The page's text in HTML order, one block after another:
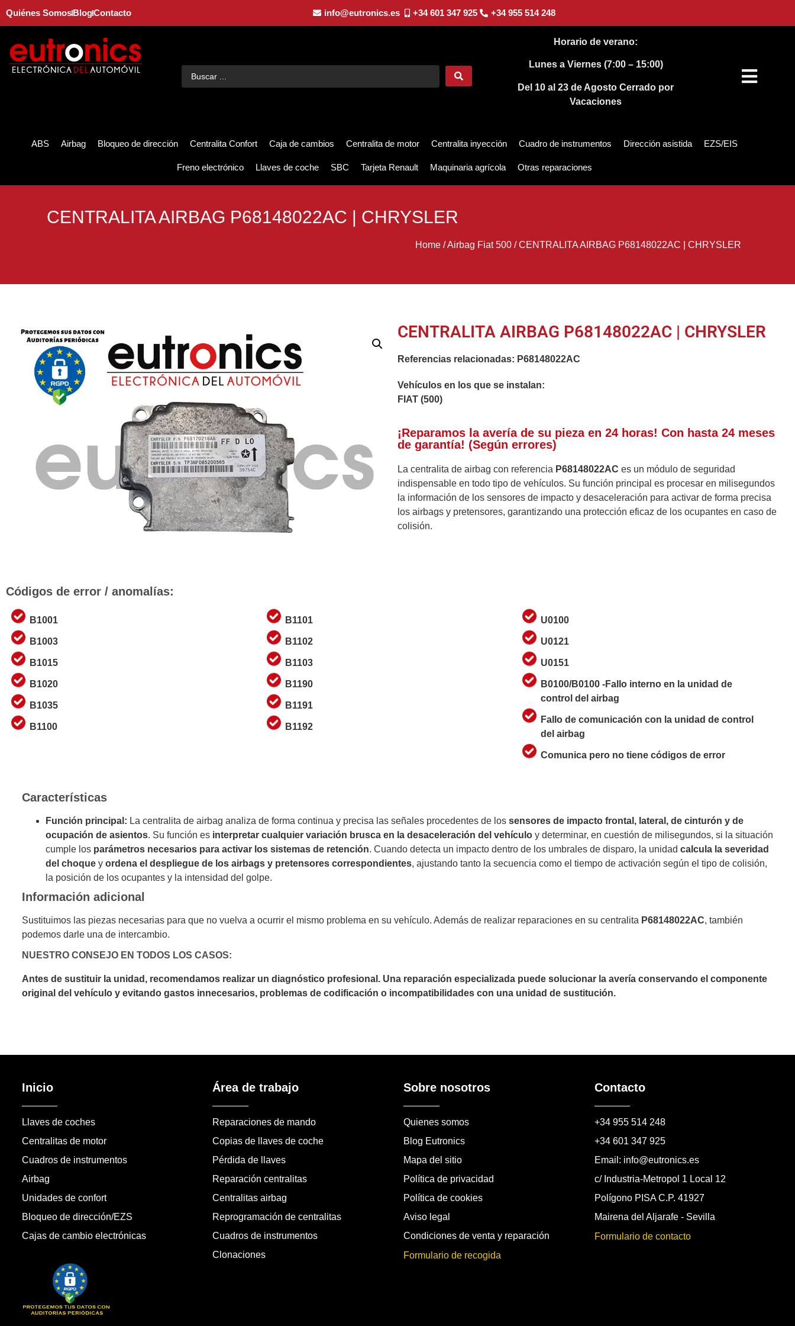
Quiénes SomosBlogContacto info@eutronics.es +34 601 347 925 +34 955 514 248
Horario de verano:
Lunes a Viernes (7:00 – 15:00)
Del 10 al 23 de AgostoCerrado por
Vacaciones
ABS Airbag Bloqueo de dirección Centralita Confort Caja de cambios Centralita de motor Centralita inyección Cuadro de instrumentos Dirección asistida EZS/EIS
Freno electrónico Llaves de coche SBC Tarjeta Renault Maquinaria agrícola Otras reparaciones
CENTRALITA AIRBAG P68148022AC | CHRYSLER
Home/Airbag Fiat 500/CENTRALITA AIRBAG P68148022AC | CHRYSLER
CENTRALITA AIRBAG P68148022AC | CHRYSLER
Referencias relacionadas: P68148022AC
Vehículos en los que se instalan:
FIAT (500)
¡Reparamos la avería de su pieza en 24 horas! Con hasta 24 meses
de garantía! (Según errores)
La centralita de airbag con referencia P68148022AC es un módulo de seguridad
indispensable en todo tipo de vehículos. Su función principal es procesar en milisegundos
la información de los sensores de impacto y desaceleración para activar de forma precisa
los airbags y pretensores, garantizando una protección eficaz de los ocupantes en caso de
colisión.
Códigos de error / anomalías:
B1001
B1003
B1015
B1020
B1035
B1100
B1101
B1102
B1103
B1190
B1191
B1192
U0100
U0121
U0151
B0100/B0100 -Fallo interno en la unidad de
control del airbag
Fallo de comunicación con la unidad de control
del airbag
Comunica pero no tiene códigos de error
Características
Función principal: La centralita de airbag analiza de forma continua y precisa las señales procedentes de los sensores de impacto frontal, lateral, de cinturón y de
ocupación de asientos. Su función es interpretar cualquier variación brusca en la desaceleración del vehículoy determinar, en cuestión de milisegundos, si la situación
cumple los parámetros necesarios para activar los sistemas de retención. Cuando detecta un impacto dentro de los umbrales de disparo, la unidad calcula la severidad
del choquey ordena el despliegue de los airbags y pretensores correspondientes, ajustando tanto la secuencia como el tiempo de activación según el tipo de colisión,
la posición de los ocupantes y la intensidad del golpe.
Información adicional
Sustituimos las piezas necesarias para que no vuelva a ocurrir el mismo problema en su vehículo. Además de realizar reparaciones en su centralita P68148022AC, también
podemos darle una de intercambio.
NUESTRO CONSEJO EN TODOS LOS CASOS:
Antes de sustituir la unidad, recomendamos realizar un diagnóstico profesional. Una reparación especializada puede solucionar la avería conservando el componente
original del vehículo y evitando gastos innecesarios, problemas de codificación o incompatibilidades con una unidad de sustitución.
Inicio
Llaves de coches
Centralitas de motor
Cuadros de instrumentos
Airbag
Unidades de confort
Bloqueo de dirección/EZS
Cajas de cambio electrónicas
Área de trabajo
Reparaciones de mando
Copias de llaves de coche
Pérdida de llaves
Reparación centralitas
Centralitas airbag
Reprogramación de centralitas
Cuadros de instrumentos
Clonaciones
Sobre nosotros
Quienes somos
Blog Eutronics
Mapa del sitio
Política de privacidad
Política de cookies
Aviso legal
Condiciones de venta y reparación
Formulario de recogida
Contacto
+34 955 514 248
+34 601 347 925
Email: info@eutronics.es
c/ Industria-Metropol 1 Local 12
Polígono PISA C.P. 41927
Mairena del Aljarafe - Sevilla
Formulario de contacto